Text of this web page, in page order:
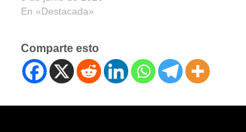
En «Destacada»
Comparte esto